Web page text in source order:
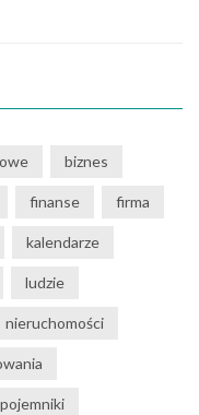
biznes
finanse firma
kalendarze
ludzie
nieruchomości
pojemniki